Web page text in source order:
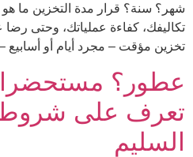
شهر؟ سنة؟ قرار مدة التخزين ما هو
تكاليفك، كفاءة عملياتك، وحتى
تخزين مؤقت – مجرد أيام أو
عطور؟
تعرف على شروط
السليم